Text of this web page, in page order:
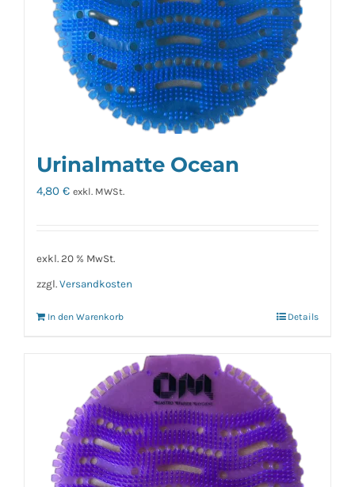
Urinalmatte Ocean
4,80 € exkl. MWSt.
exkl. 20 % MwSt.
zzgl. Versandkosten
In den Warenkorb Details